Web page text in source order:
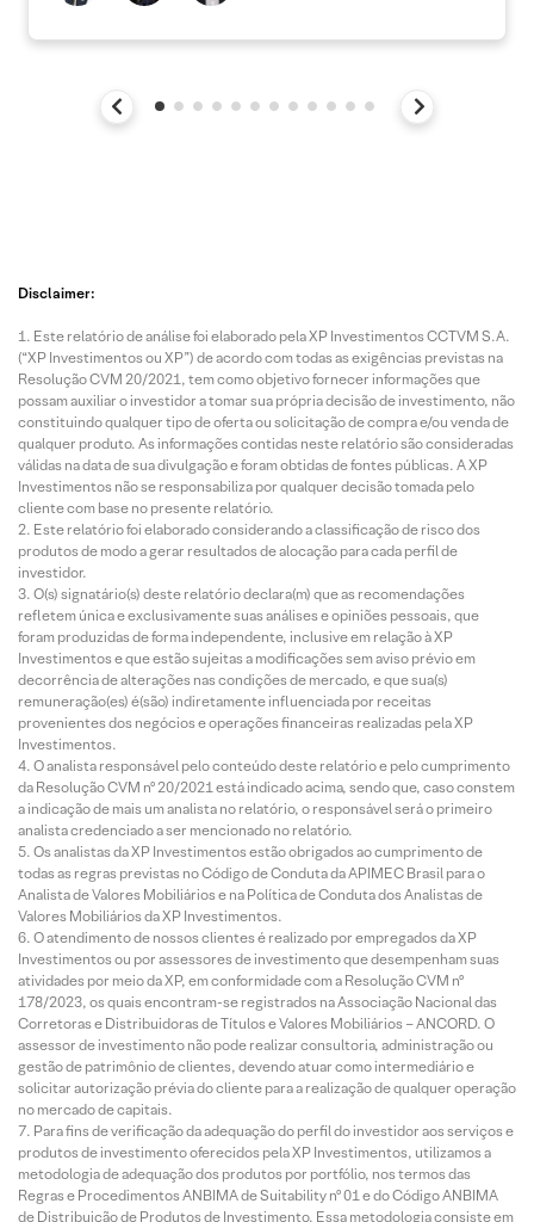
Disclaimer:
Este relatório de análise foi elaborado pela XP Investimentos CCTVM S.A.
(“XP Investimentos ou XP”) de acordo com todas as exigências previstas na
Resolução CVM 20/2021, tem como objetivo fornecer informações que
possam auxiliar o investidor a tomar sua própria decisão de investimento, não
constituindo qualquer tipo de oferta ou solicitação de compra e/ou venda de
qualquer produto. As informações contidas neste relatório são consideradas
válidas na data de sua divulgação e foram obtidas de fontes públicas. A XP
Investimentos não se responsabiliza por qualquer decisão tomada pelo
cliente com base no presente relatório.
Este relatório foi elaborado considerando a classificação de risco dos
produtos de modo a gerar resultados de alocação para cada perfil de
investidor.
O(s) signatário(s) deste relatório declara(m) que as recomendações
refletem única e exclusivamente suas análises e opiniões pessoais, que
foram produzidas de forma independente, inclusive em relação à XP
Investimentos e que estão sujeitas a modificações sem aviso prévio em
decorrência de alterações nas condições de mercado, e que sua(s)
remuneração(es) é(são) indiretamente influenciada por receitas
provenientes dos negócios e operações financeiras realizadas pela XP
Investimentos.
O analista responsável pelo conteúdo deste relatório e pelo cumprimento
da Resolução CVM nº 20/2021 está indicado acima, sendo que, caso constem
a indicação de mais um analista no relatório, o responsável será o primeiro
analista credenciado a ser mencionado no relatório.
Os analistas da XP Investimentos estão obrigados ao cumprimento de
todas as regras previstas no Código de Conduta da APIMEC Brasil para o
Analista de Valores Mobiliários e na Política de Conduta dos Analistas de
Valores Mobiliários da XP Investimentos.
O atendimento de nossos clientes é realizado por empregados da XP
Investimentos ou por assessores de investimento que desempenham suas
atividades por meio da XP, em conformidade com a Resolução CVM nº
178/2023, os quais encontram-se registrados na Associação Nacional das
Corretoras e Distribuidoras de Títulos e Valores Mobiliários – ANCORD. O
assessor de investimento não pode realizar consultoria, administração ou
gestão de patrimônio de clientes, devendo atuar como intermediário e
solicitar autorização prévia do cliente para a realização de qualquer operação
no mercado de capitais.
Para fins de verificação da adequação do perfil do investidor aos serviços e
produtos de investimento oferecidos pela XP Investimentos, utilizamos a
metodologia de adequação dos produtos por portfólio, nos termos das
Regras e Procedimentos ANBIMA de Suitability nº 01 e do Código ANBIMA
de Distribuição de Produtos de Investimento. Essa metodologia consiste em